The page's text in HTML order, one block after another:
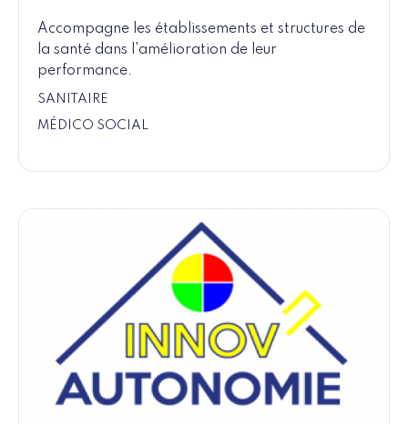
Accompagne les établissements et structures de
la santé dans l'amélioration de leur
performance.
SANITAIRE
MÉDICO SOCIAL